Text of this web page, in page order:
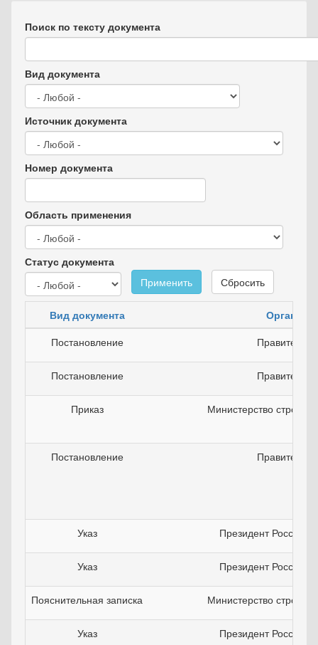
Поиск по тексту документа
Вид документа
Источник документа
Номер документа
Область применения
Статус документа
Применить
Сбросить
Вид документа
Орган
Постановление
Постановление
Приказ Министерство
Постановление
Указ Президент
Указ Президент
Пояснительная записка Министерство
Указ Президент